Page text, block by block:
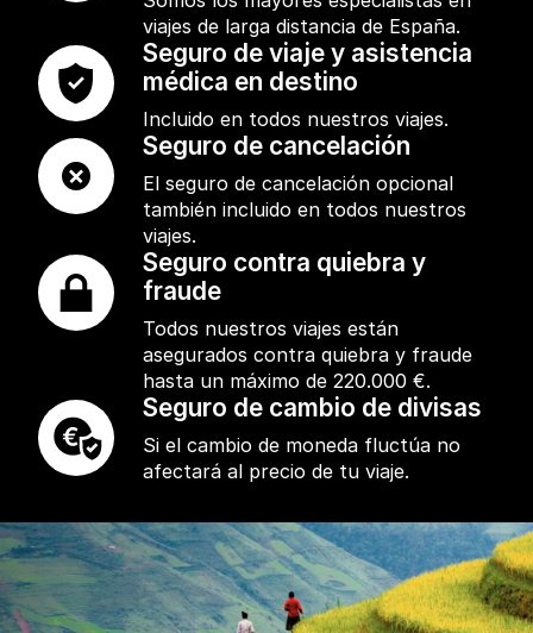
viajes de larga distancia de España.
Seguro de viaje y asistencia
médica en destino
Incluido en todos nuestros viajes.
Seguro de cancelación
El seguro de cancelación opcional
también incluido en todos nuestros
viajes.
Seguro contra quiebra y
fraude
Todos nuestros viajes están
asegurados contra quiebra y fraude
hasta un máximo de 220.000 €.
Seguro de cambio de divisas
Si el cambio de moneda fluctúa no
afectará al precio de tu viaje.